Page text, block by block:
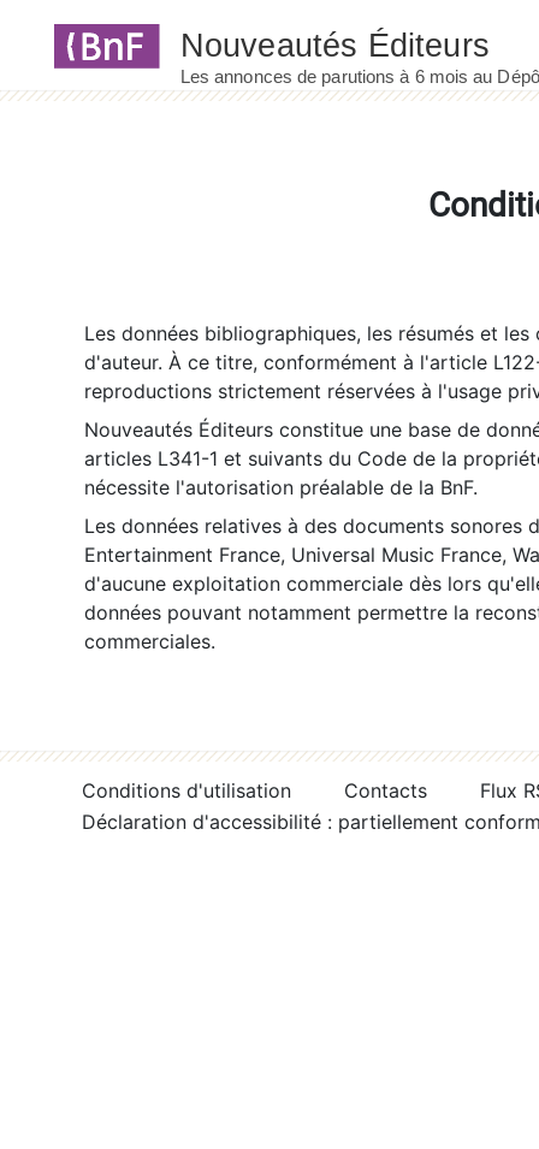
Les données bibliographiques, les résumés et
d'auteur. À ce titre, conformément à l'article
reproductions strictement réservées à l'usage
Nouveautés Éditeurs constitue une base de
articles L341-1 et suivants du Code de la
nécessite l'autorisation préalable de la BnF.
Les données relatives à des documents sonores
Entertainment France, Universal Music France,
d'aucune exploitation commerciale dès lors
données pouvant notamment permettre la
commerciales.
Conditions d'utilisation Contacts
Flux
Déclaration d'accessibilité : partiellement